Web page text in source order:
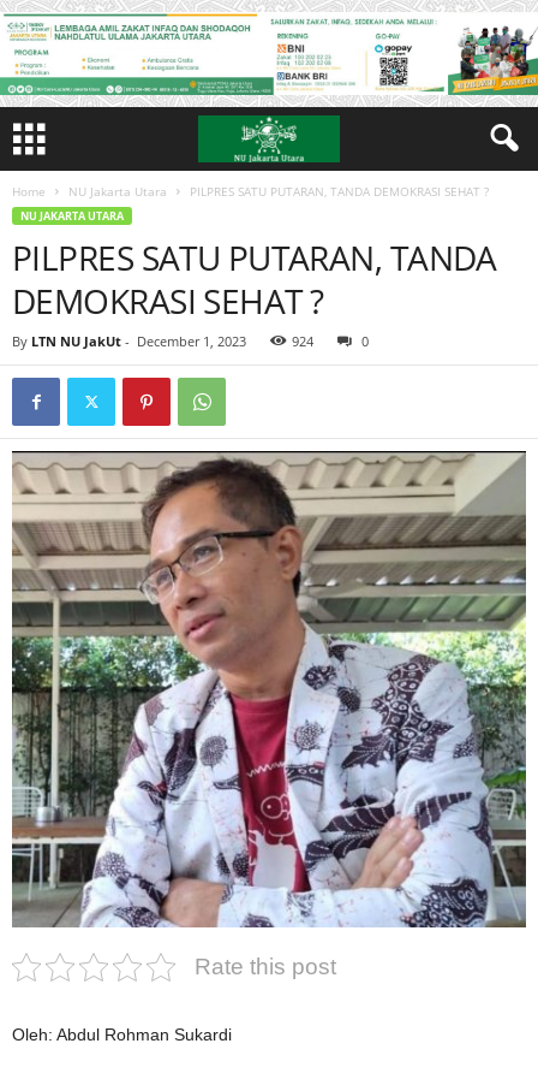
Home NU Jakarta Utara PILPRES SATU PUTARAN, TANDA DEMOKRASI SEHAT ?
NU JAKARTA UTARA
PILPRES SATU PUTARAN, TANDA
DEMOKRASI SEHAT ?
By LTN NU JakUt - December 1, 2023 924 0
Rate this post
Oleh: Abdul Rohman Sukardi